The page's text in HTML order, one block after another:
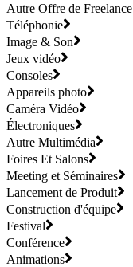
Autre Offre de Freelance
Téléphonie
Image & Son
Jeux vidéo
Consoles
Appareils photo
Caméra Vidéo
Électroniques
Autre Multimédia
Foires Et Salons
Meeting et Séminaires
Lancement de Produit
Construction d'équipe
Festival
Conférence
Animations